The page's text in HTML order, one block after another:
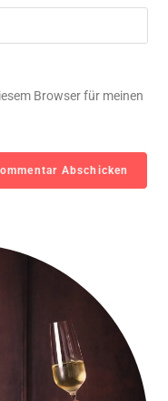
Browser für meinen